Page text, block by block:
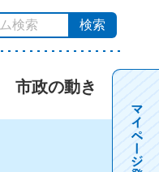
市政の動き